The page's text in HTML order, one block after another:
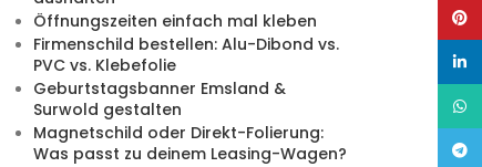
Öffnungszeiten einfach mal kleben
Firmenschild bestellen: Alu-Dibond vs.
PVC vs. Klebefolie
Geburtstagsbanner Emsland &
Surwold gestalten
Magnetschild oder Direkt-Folierung:
Was passt zu deinem Leasing-Wagen?